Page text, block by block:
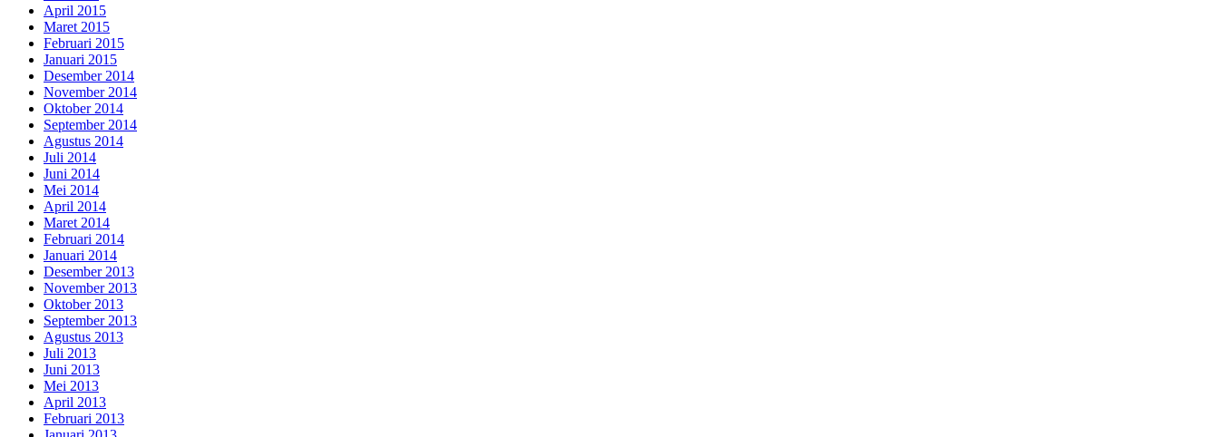
April 2015
Maret 2015
Februari 2015
Januari 2015
Desember 2014
November 2014
Oktober 2014
September 2014
Agustus 2014
Juli 2014
Juni 2014
Mei 2014
April 2014
Maret 2014
Februari 2014
Januari 2014
Desember 2013
November 2013
Oktober 2013
September 2013
Agustus 2013
Juli 2013
Juni 2013
Mei 2013
April 2013
Februari 2013